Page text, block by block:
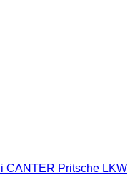
CANTER Pritsche LKW